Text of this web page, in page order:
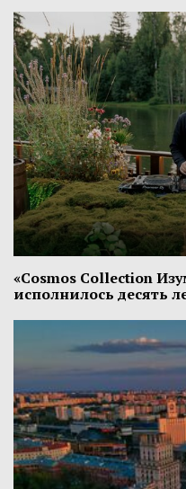
«Cosmos Collection
исполнилось десять